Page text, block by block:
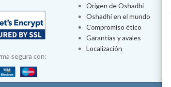
segura con:
Origen de Oshadhi
Oshadhi en el mundo
Compromiso ético
Garantías y avales
Localización